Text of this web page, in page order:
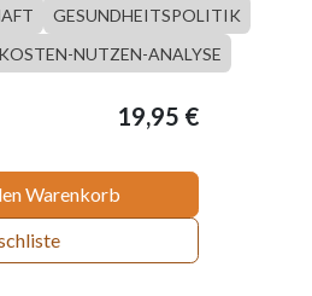
GESUNDHEITSPOLITIK
KOSTEN-NUTZEN-ANALYSE
Warenkorb
19,95 €